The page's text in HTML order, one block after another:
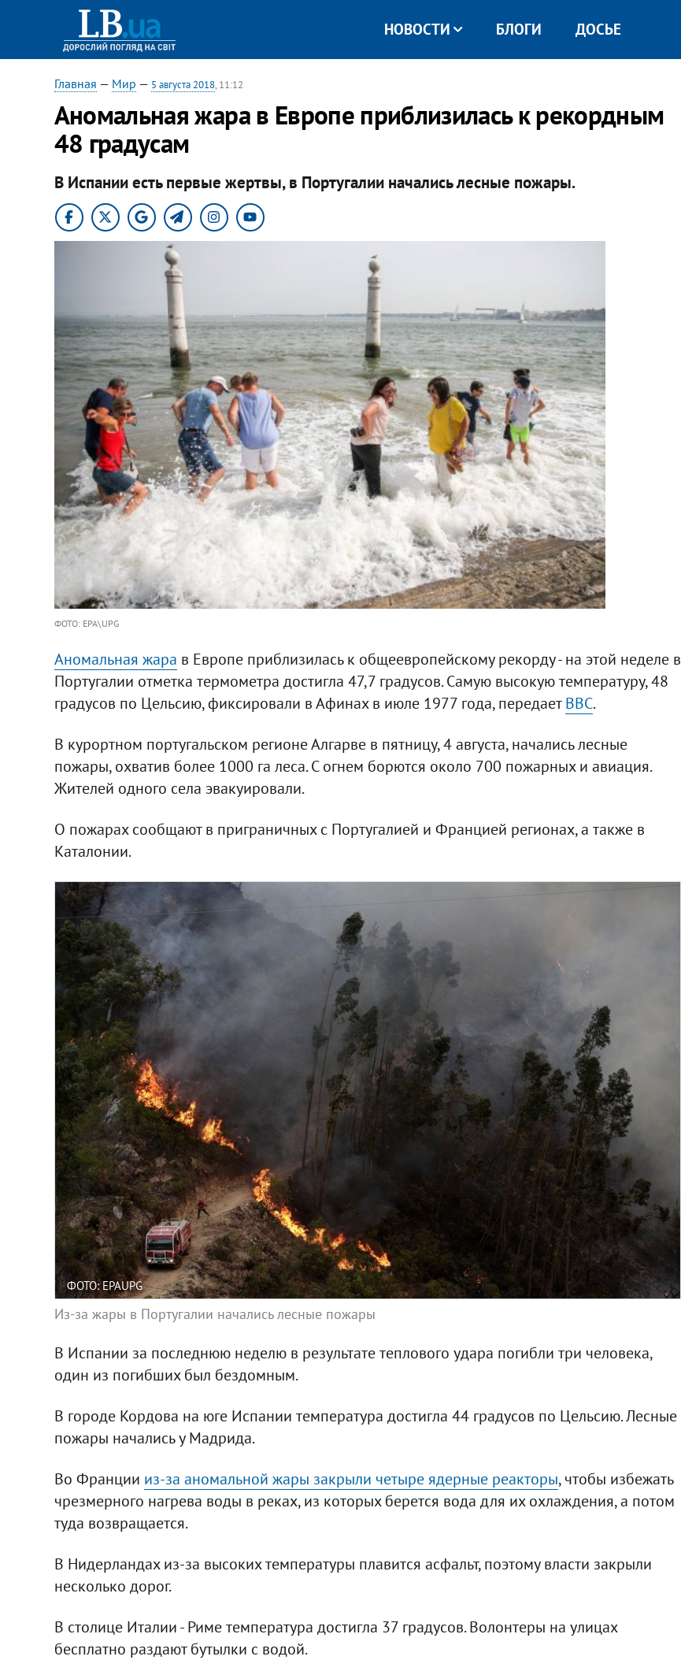
НОВОСТИ БЛОГИ ДОСЬЕ
Главная — Мир — 5 августа 2018, 11:12
Аномальная жара в Европе приблизилась к рекордным
48 градусам
В Испании есть первые жертвы, в Португалии начались лесные пожары.
ФОТО: EPA\UPG
Аномальная жара в Европе приблизилась к общеевропейскому рекорду - на этой неделе в
Португалии отметка термометра достигла 47,7 градусов. Самую высокую температуру, 48
градусов по Цельсию, фиксировали в Афинах в июле 1977 года, передаетВВС.
В курортном португальском регионе Алгарве в пятницу, 4 августа, начались лесные
пожары, охватив более 1000 га леса. С огнем борются около 700 пожарных и авиация.
Жителей одного села эвакуировали.
О пожарах сообщают в приграничных с Португалией и Францией регионах, а также в
Каталонии.
ФОТО: EPAUPG
Из-за жары в Португалии начались лесные пожары
В Испании за последнюю неделю в результате теплового удара погибли три человека,
один из погибших был бездомным.
В городе Кордова на юге Испании температура достигла 44 градусов по Цельсию. Лесные
пожары начались у Мадрида.
Во Франции из-за аномальной жары закрыли четыре ядерные реакторы, чтобы избежать
чрезмерного нагрева воды в реках, из которых берется вода для их охлаждения, а потом
туда возвращается.
В Нидерландах из-за высоких температуры плавится асфальт, поэтому власти закрыли
несколько дорог.
В столице Италии - Риме температура достигла 37 градусов. Волонтеры на улицах
бесплатно раздают бутылки с водой.